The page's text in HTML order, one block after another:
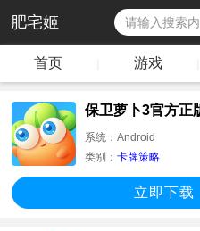
肥宅姬
首页 游戏
保卫萝卜3官方正
系统：Android
类别：卡牌策略
立即下载